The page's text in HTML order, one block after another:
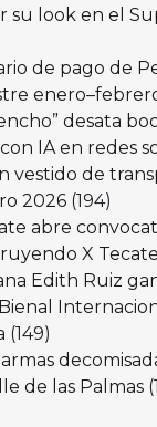
su look en el
de pago de
desata
IA en redes
vestido de
2026 (194)
abre
X
Edith Ruiz
(149)
de las Palmas